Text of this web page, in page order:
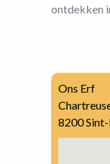
ontdekken
Ons Erf
8200